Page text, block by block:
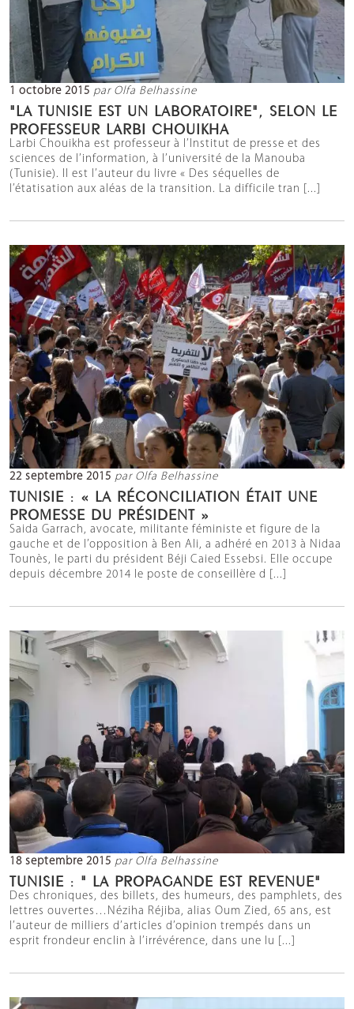
1 octobre 2015 par Olfa Belhassine
"LA TUNISIE EST UN LABORATOIRE", SELON LE
PROFESSEUR LARBI CHOUIKHA
Larbi Chouikha est professeur à l’Institut de presse et des
sciences de l’information, à l’université de la Manouba
(Tunisie). Il est l’auteur du livre « Des séquelles de
l’étatisation aux aléas de la transition. La difficile tran [...]
22 septembre 2015 par Olfa Belhassine
TUNISIE : « LA RÉCONCILIATION ÉTAIT UNE
PROMESSE DU PRÉSIDENT »
Saida Garrach, avocate, militante féministe et figure de la
gauche et de l’opposition à Ben Ali, a adhéré en 2013 à Nidaa
Tounès, le parti du président Béji Caied Essebsi. Elle occupe
depuis décembre 2014 le poste de conseillère d [...]
18 septembre 2015 par Olfa Belhassine
TUNISIE : " LA PROPAGANDE EST REVENUE"
Des chroniques, des billets, des humeurs, des pamphlets, des
lettres ouvertes…Néziha Réjiba, alias Oum Zied, 65 ans, est
l’auteur de milliers d’articles d’opinion trempés dans un
esprit frondeur enclin à l’irrévérence, dans une lu [...]